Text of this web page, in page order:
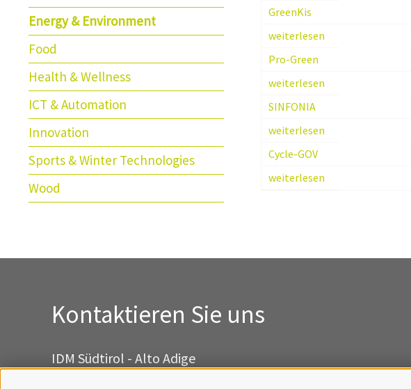
Energy & Environment
Food
Health & Wellness
ICT & Automation
Innovation
Sports & Winter Technologies
Wood
GreenKis
weiterlesen
Pro-Green
weiterlesen
SINFONIA
weiterlesen
Cycle-GOV
weiterlesen
Kontaktieren Sie uns
IDM Südtirol - Alto Adige